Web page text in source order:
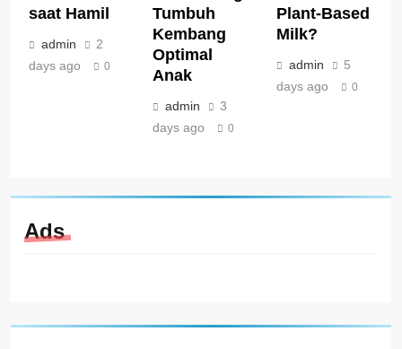
saat Hamil
admin
2
days ago
0
Tumbuh
Kembang
Optimal
Anak
admin
3
days ago
0
Plant-Based
Milk?
admin
5
days ago
0
Ads